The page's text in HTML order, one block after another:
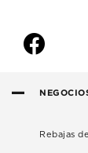
f
Rebajas